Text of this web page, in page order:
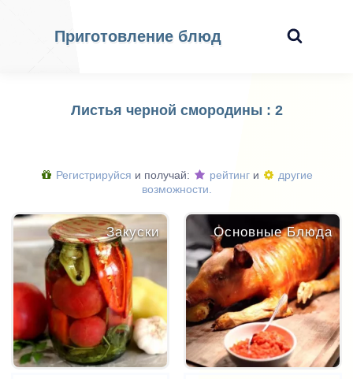
Приготовление блюд
Листья черной смородины : 2
Регистрируйся и получай: рейтинг и
другие
возможности.
Закуски Основные Блюда